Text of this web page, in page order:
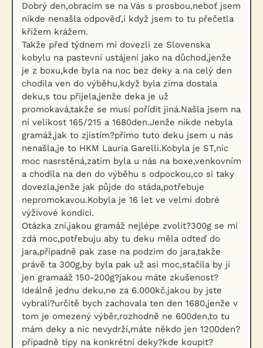
Dobrý den,obracím se na Vás s prosbou,neboť jsem
nikde nenašla odpověď,i když jsem to tu přečetla
křížem krážem.
Takže před týdnem mi dovezli ze Slovenska
kobylu na pastevní ustájení jako na důchod,jenže
je z boxu,kde byla na noc bez deky a na celý den
chodila ven do výběhu,když byla zima dostala
deku,s tou přijela,jenže deka je už
promokavá,takže se musí pořídit jiná.Našla jsem na
ní velikost 165/215 a 1680den.Jenže nikde nebyla
gramáž,jak to zjistím?přímo tuto deku jsem u nás
nenašla,je to HKM Lauria Garelli.Kobyla je ST,nic
moc nasrstěná,zatím byla u nás na boxe,venkovním
a chodila na den do výběhu s odpockou,co si taky
dovezla,jenže jak půjde do stáda,potřebuje
nepromokavou.Kobyla je 16 let ve velmi dobré
výživové kondici.
Otázka zní,jakou gramáž nejlépe zvolit?300g se mi
zdá moc,potřebuju aby tu deku měla odteď do
jara,případně pak zase na podzim do jara,takže
právě ta 300g,by byla pak už asi moc,stačila by jí
jen gramaáž 150-200g?jakou máte zkušenost?
Ideálně jednu deku,ne za 6.000kč.jakou by jste
vybrali?určitě bych zachovala ten den 1680,jenže v
tom je omezený výběr,rozhodně ne 600den,to tu
mám deky a nic nevydrží,máte někdo jen 1200den?
případně tipy na konkrétní deky?kde koupit?